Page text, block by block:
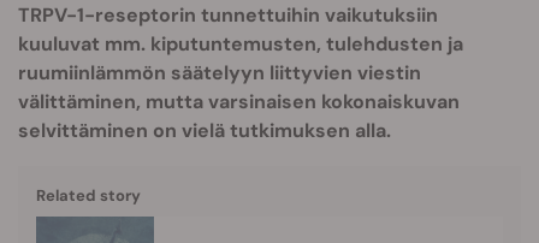
TRPV-1-reseptorin tunnettuihin vaikutuksiin
kuuluvat mm. kiputuntemusten, tulehdusten ja
ruumiinlämmön säätelyyn liittyvien viestin
välittäminen, mutta varsinaisen kokonaiskuvan
selvittäminen on vielä tutkimuksen alla.
Related story